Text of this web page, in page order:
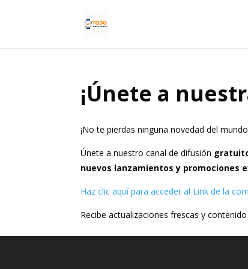
¡Únete a
¡No te pierdas ninguna novedad del
Únete a nuestro canal de difusión
nuevos lanzamientos y promociones
Haz clic aquí para acceder al Link de la
Recibe actualizaciones frescas y